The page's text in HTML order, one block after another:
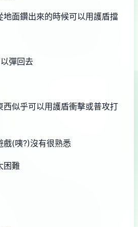
地面鑽出來的時候可以用護盾擋
彈回去
西似乎可以用護盾衝擊或普攻打
戲(咦?)沒有很熟悉
困難